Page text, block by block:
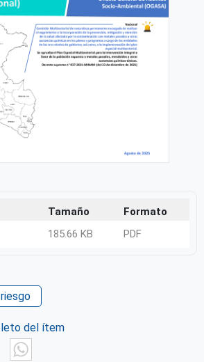
Tamaño
Formato
185.66 KB PDF
del ítem
Twitter